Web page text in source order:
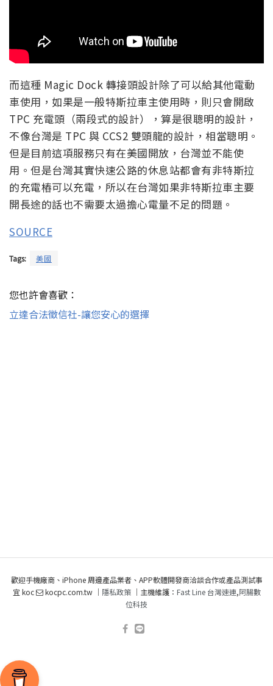
而這種 Magic Dock 轉接頭設計除了可以給其他電動
車使用，如果是一般特斯拉車主使用時，則只會開啟
TPC 充電頭（兩段式的設計），算是很聰明的設計，
不像台灣是 TPC 與 CCS2 雙頭龍的設計，相當聰明。
但是目前這項服務只有在美國開放，台灣並不能使
用。但是台灣其實快速公路的休息站都會有非特斯拉
的充電樁可以充電，所以在台灣如果非特斯拉車主要
開長途的話也不需要太過擔心電量不足的問題。
SOURCE
Tags: 美國
您也許會喜歡：
立達合法徵信社-讓您安心的選擇
歡迎手機廠商、iPhone 周邊產品業者、APP軟體開發商洽談合作或產品測試事
宜 koc
kocpc.com.tw ｜ 隱私政策｜主機維護： Fast Line 台灣速連,阿腸數
位科技